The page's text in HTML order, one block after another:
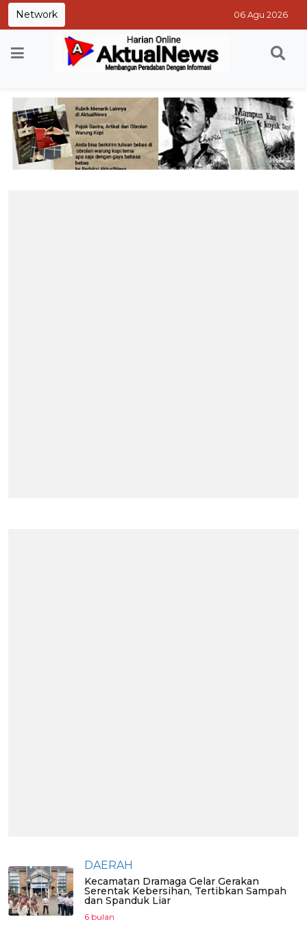
Network 06 Agu 2026
DAERAH
Kecamatan Dramaga Gelar Gerakan
Serentak Kebersihan, Tertibkan Sampah
dan Spanduk Liar
6 bulan